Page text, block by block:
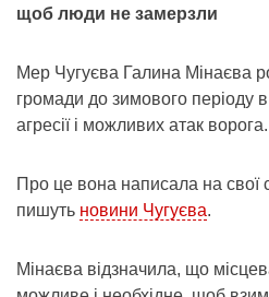
щоб люди не замерзли
Мер Чугуєва Галина Мінаєва
громади до зимового періоду
агресії і можливих атак ворога.
Про це вона написала на свої
пишуть новини Чугуєва.
Мінаєва відзначила, що